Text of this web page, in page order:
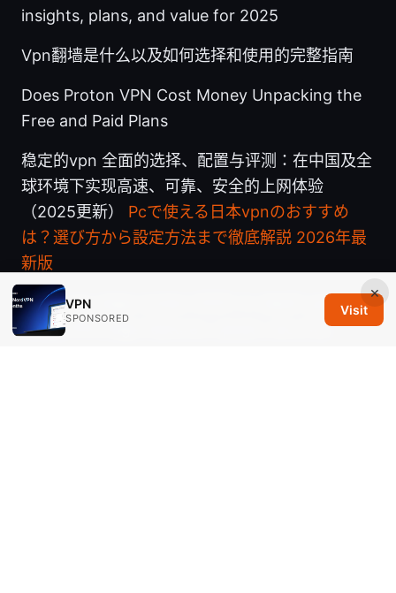
insights, plans, and value for 2025
Vpn翻墙是什么以及如何选择和使用的完整指南
Does Proton VPN Cost Money Unpacking the
Free and Paid Plans
稳定的vpn 全面的选择、配置与评测：在中国及全
球环境下实现高速、可靠、安全的上网体验
（2025更新） Pcで使える日本vpnのおすすめ
は？選び方から設定方法まで徹底解説 2026年最
新版
Zoog vpn edge review 2025: in-depth guide to
Zoog VPN Edge features, speed, security,
×
VPN
SPONSORED
Visit